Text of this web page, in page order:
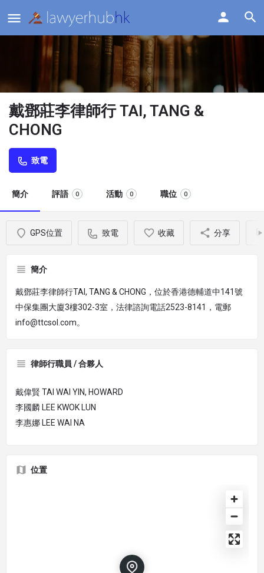
戴鄧莊李律師行 TAI, TANG &
CHONG
致電
簡介 評語 0 活動 0 職位 0
GPS位置 致電 收藏 分享
簡介
戴鄧莊李律師行TAI, TANG & CHONG，位於香港德輔道中141號
中保集團大廈3樓302-3室，法律諮詢電話2523-8141，電郵
info@ttcsol.com。
律師行職員 / 合夥人
戴偉賢 TAI WAI YIN, HOWARD
李國麟 LEE KWOK LUN
李惠娜 LEE WAI NA
位置